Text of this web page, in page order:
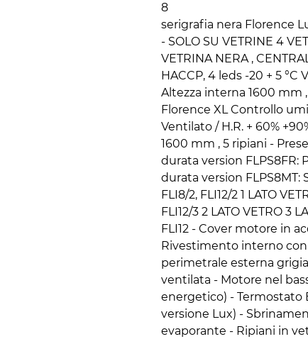
8
serigrafia nera Florence
- SOLO SU VETRINE 4
VETRINA NERA ,
HACCP, 4 leds -20 + 5 °C
Altezza interna 1600 mm ,
Florence XL Controllo
Ventilato / H.R. + 60%
1600 mm , 5 ripiani -
durata version FLPS8FR:
durata version FLPS8MT:
FLI8/2, FLI12/2 1 LATO
FLI12/3 2 LATO VETRO 3
FLI12 - Cover motore in
Rivestimento interno
perimetrale esterna
ventilata - Motore nel
energetico) - Termostato
versione Lux) -
evaporante - Ripiani in